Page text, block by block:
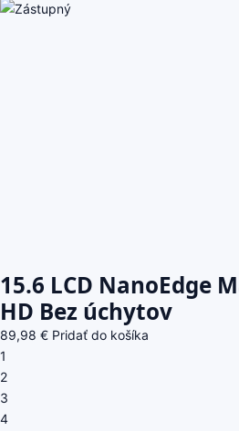
15.6 LCD NanoEdge
HD Bez úchytov
89,98 € Pridať do košíka
1
2
3
4